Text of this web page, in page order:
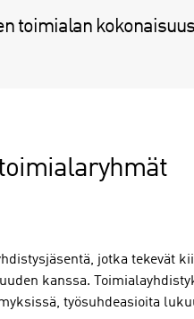
toimialan kokonaisuus
jotka tekevät
kanssa.
työsuhdeasioita